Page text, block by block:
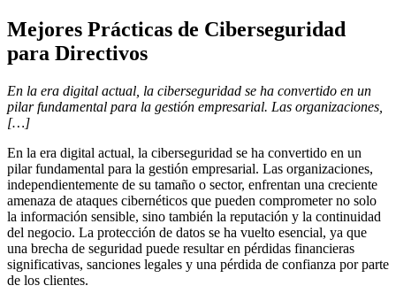
Mejores Prácticas de Ciberseguridad
para Directivos
En la era digital actual, la ciberseguridad se ha convertido en un
pilar fundamental para la gestión empresarial. Las organizaciones,
[…]
En la era digital actual, la ciberseguridad se ha convertido en un
pilar fundamental para la gestión empresarial. Las organizaciones,
independientemente de su tamaño o sector, enfrentan una creciente
amenaza de ataques cibernéticos que pueden comprometer no solo
la información sensible, sino también la reputación y la continuidad
del negocio. La protección de datos se ha vuelto esencial, ya que
una brecha de seguridad puede resultar en pérdidas financieras
significativas, sanciones legales y una pérdida de confianza por parte
de los clientes.